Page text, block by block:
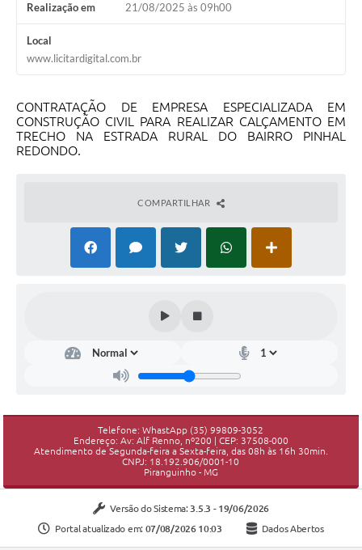
Realização em 21/08/2025 às 09h00
Local
www.licitardigital.com.br
CONTRATAÇÃO DE EMPRESA ESPECIALIZADA EM
CONSTRUÇÃO CIVIL PARA REALIZAR CALÇAMENTO EM
TRECHO NA ESTRADA RURAL DO BAIRRO PINHAL
REDONDO.
COMPARTILHAR
Telefone: WhastApp (35) 99809-3052
Endereço: Av: Alf Renno, nº200 | CEP: 37508-000
Atendimento de Segunda-feira a Sexta-feira, das 08h às 16h 30min.
CNPJ: 18.192.906/0001-10
Piranguinho - MG
Versão do Sistema: 3.5.3 - 19/06/2026
Portal atualizado em: 07/08/2026 10:03 Dados Abertos